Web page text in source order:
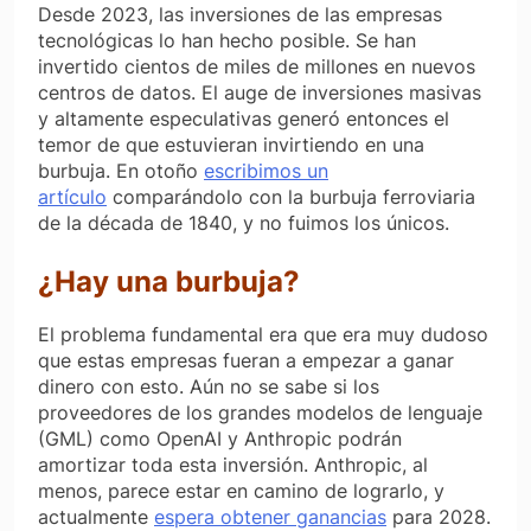
Desde 2023, las inversiones de las empresas
tecnológicas lo han hecho posible. Se han
invertido cientos de miles de millones en nuevos
centros de datos. El auge de inversiones masivas
y altamente especulativas generó entonces el
temor de que estuvieran invirtiendo en una
burbuja. En otoño escribimos un
artículo comparándolo con la burbuja ferroviaria
de la década de 1840, y no fuimos los únicos.
¿Hay una burbuja?
El problema fundamental era que era muy dudoso
que estas empresas fueran a empezar a ganar
dinero con esto. Aún no se sabe si los
proveedores de los grandes modelos de lenguaje
(GML) como OpenAI y Anthropic podrán
amortizar toda esta inversión. Anthropic, al
menos, parece estar en camino de lograrlo, y
actualmente espera obtener ganancias para 2028.